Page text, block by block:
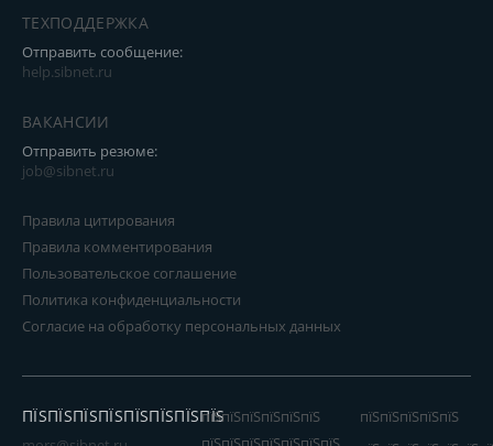
ТЕХПОДДЕРЖКА
Отправить сообщение:
help.sibnet.ru
ВАКАНСИИ
Отправить резюме:
job@sibnet.ru
Правила цитирования
Правила комментирования
Пользовательское соглашение
Политика конфиденциальности
Согласие на обработку персональных данных
ПЇЅПЇЅПЇЅПЇЅПЇЅПЇЅПЇЅПЇЅпїЅпїЅпїЅпїЅпїЅпїЅ
пїЅпїЅпїЅпїЅпїЅ